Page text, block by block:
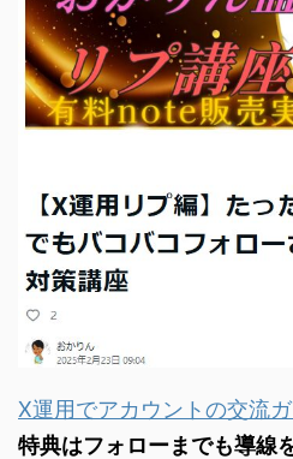
X運用でアカウントの交流
特典はフォローまでも導線